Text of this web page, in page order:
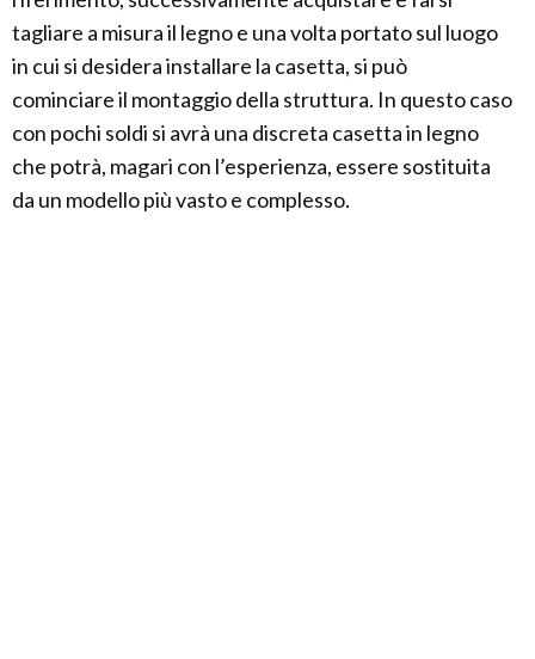
tagliare a misura il legno e una volta portato sul luogo
in cui si desidera installare la casetta, si può
cominciare il montaggio della struttura. In questo caso
con pochi soldi si avrà una discreta casetta in legno
che potrà, magari con l’esperienza, essere sostituita
da un modello più vasto e complesso.